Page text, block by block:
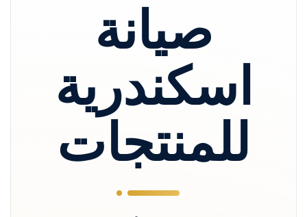
صيانة
اسكندرية
للمنتجات